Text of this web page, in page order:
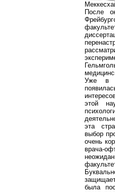
После
Уже в
этой
эта
выбор
очень
врача-
была